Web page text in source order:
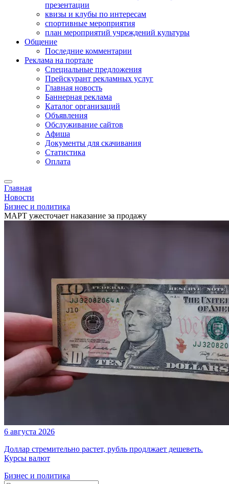
презентации
квизы и клубы по интересам
спортивные мероприятия
план мероприятий учреждений культуры
Общение
Последние комментарии
Реклама на портале
Специальные предложения
Прейскурант рекламных услуг
Главная новость
Баннерная реклама
Каталог организаций
Объявления
Обслуживание сайтов
Афиша
Документы для скачивания
Статистика
Оплата
Главная
Новости
Бизнес и политика
МАРТ ужесточает наказание за продажу
6 августа 2026
Доллар стремительно растет, рубль продлжает дешеветь.
Курсы валют
Бизнес и политика